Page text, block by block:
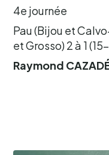
4e journée
Pau (Bijou et
et Grosso) 2 à 1
Raymond